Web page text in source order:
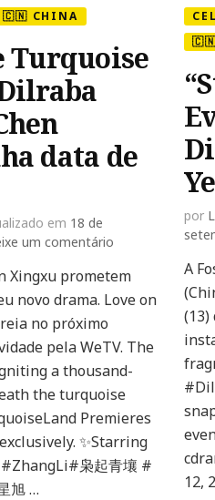
🇨🇳 CHINA
Turquoise
data de
em 18 de
um comentárioem
on
the
com
Dilraba
Dilmurat
e
Xingxu,
ganha
Xingxu prometem
novo drama. Love on
no próximo
pela WeTV. The
a thousand-
the turquoise
Premieres
✨Starring
枭起青壤 #
旭 …
🇨🇳
por
A
(13)
12,